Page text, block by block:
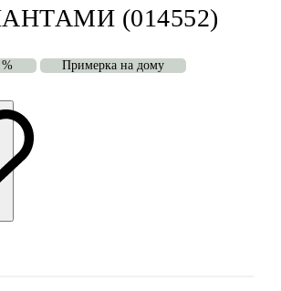
(014552)
% Примерка на дому